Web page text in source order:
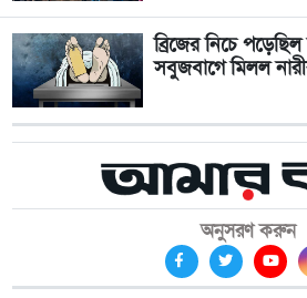
ব্রিজের নিচে
সবুজবাগে মিলল
অনুসরণ করুন